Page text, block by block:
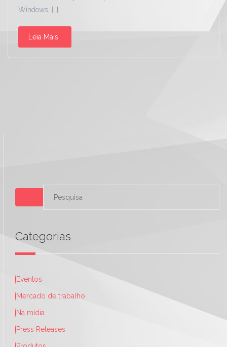
Windows, […]
Leia Mais
Categorias
Eventos
Mercado de trabalho
Na mídia
Press Releases